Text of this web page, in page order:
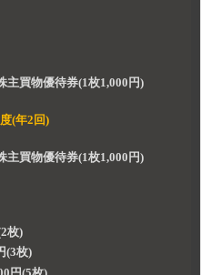
主買物優待券(1枚1,000円)
(年2回)
主買物優待券(1枚1,000円)
枚)
(3枚)